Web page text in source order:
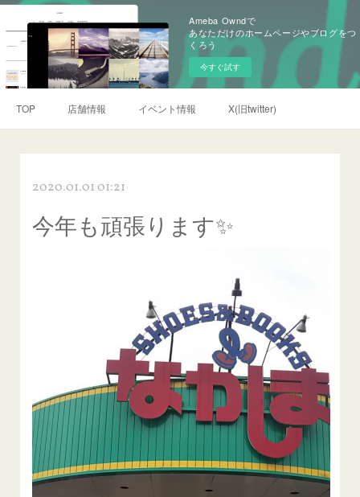
Ameba Owndで
あなただけのホームページやブログをつ
くろう
今すぐ試す
TOP 店舗情報 イベント情報 X(旧twitter)
2020.01.01 01:21
今年も頑張ります✨